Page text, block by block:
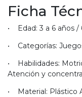
Ficha
• Edad: 3 a 6 años /
• Categorías:
• Habilidades:
Atención y
• Material: Plástico